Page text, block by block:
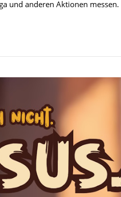
und anderen Aktionen messen.